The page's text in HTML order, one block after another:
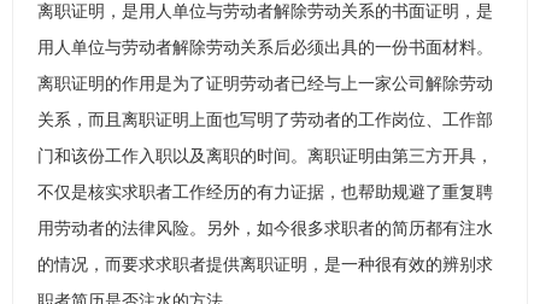
离职证明，是用人单位与劳动者解除劳动关系的书面证明，是
用人单位与劳动者解除劳动关系后必须出具的一份书面材料。
离职证明的作用是为了证明劳动者已经与上一家公司解除劳动
关系，而且离职证明上面也写明了劳动者的工作岗位、工作部
门和该份工作入职以及离职的时间。离职证明由第三方开具，
不仅是核实求职者工作经历的有力证据，也帮助规避了重复聘
用劳动者的法律风险。另外，如今很多求职者的简历都有注水
的情况，而要求求职者提供离职证明，是一种很有效的辨别求